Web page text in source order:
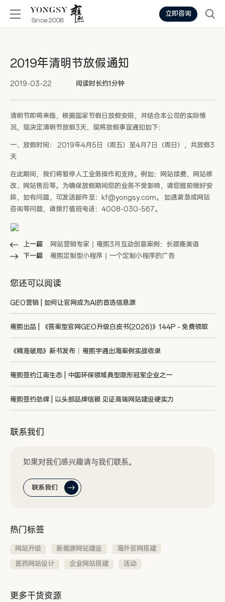
立即咨询
2019年清明节放假通知
2019-03-22 阅读时长约1分钟
清明节即将来临，根据国家节假日放假安排，并结合本公司的实际情
况，现决定清明节放假3天，现将放假事宜通知如下：
一、放假时间： 2019年4月5日（周五）至4月7日（周日），共放假3
天
在此期间，我们将暂停人工业务操作和支持。例如：网站续费、网站修
改、网站售后等。为确保放假期间您的业务不受影响，请您提前做好安
排，如有问题，可发送邮件至：kf@yongsy.com。 如遇紧急或网站
咨询等问题，请拨打值班电话：4008-030-567。
上一篇
网站营销专家丨雍熙3月互动创意案例：长颈鹿美语
下一篇
雍熙定制型小程序丨一个定制小程序的广告
您还可以阅读
GEO营销 | 如何让官网成为AI的首选信息源
雍熙出品 | 《答案型官网GEO升级白皮书(2026)》144P - 免费领取
《精准破局》新书发布｜雍熙宇通出海案例实战收录
雍熙签约江南生态 | 中国环保领域典型隐形冠军企业之一
雍熙签约劲牌 | 以头部品牌信赖 见证高端网站建设硬实力
联系我们
如果对我们感兴趣请与我们联系。
联系我们
热门标签
网站升级 新能源网站建设
海外官网搭建
医药网站设计
企业网站搭建 活动
更多干货资源